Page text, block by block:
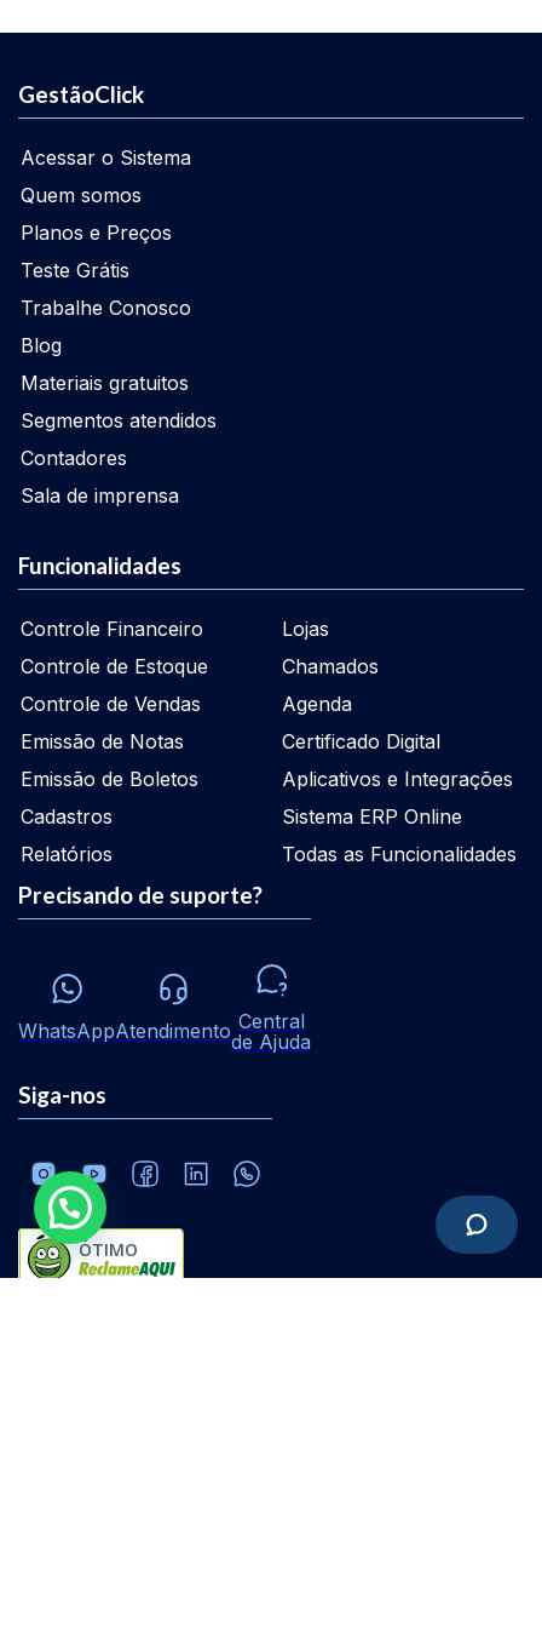
GestãoClick
Acessar o Sistema
Quem somos
Planos e Preços
Teste Grátis
Trabalhe Conosco
Blog
Materiais gratuitos
Segmentos atendidos
Contadores
Sala de imprensa
Funcionalidades
Controle Financeiro
Controle de Estoque
Controle de Vendas
Emissão de Notas
Emissão de Boletos
Cadastros
Relatórios
Lojas
Chamados
Agenda
Certificado Digital
Aplicativos e Integrações
Sistema ERP Online
Todas as Funcionalidades
Precisando de suporte?
WhatsAppAtendimento Central
de Ajuda
Siga-nos
ÓTIMO